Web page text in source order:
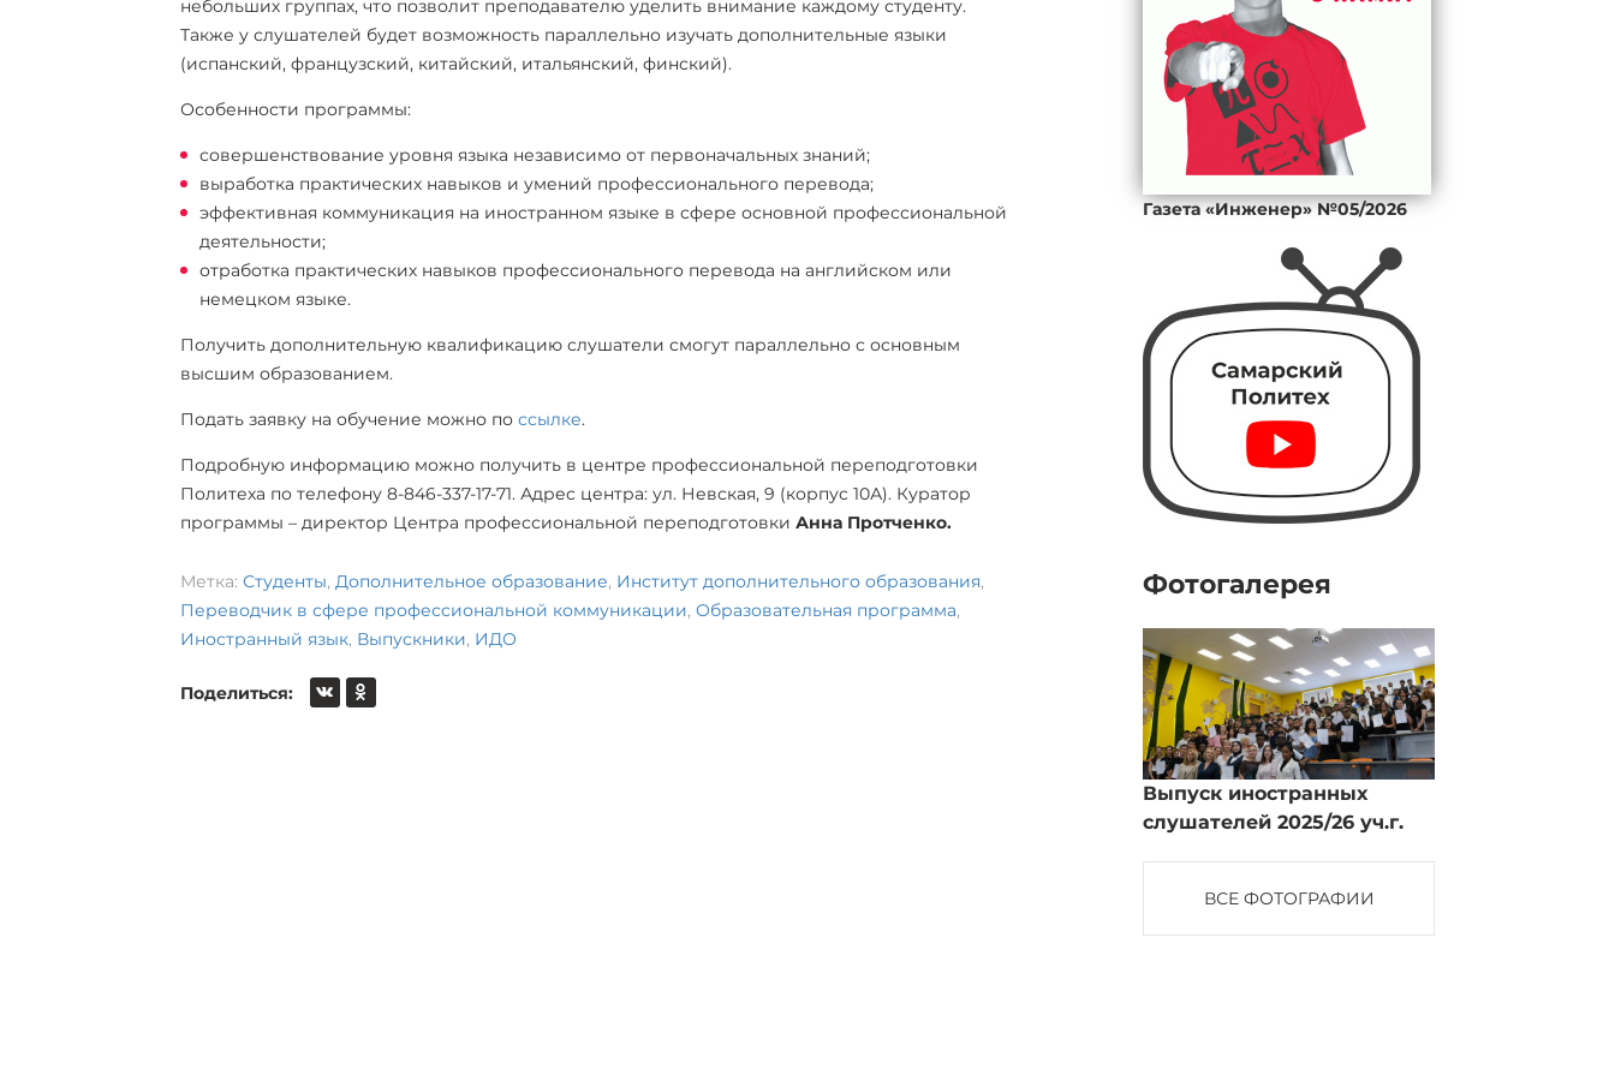
небольших группах, что позволит преподавателю уделить внимание каждому студенту.
Также у слушателей будет возможность параллельно изучать дополнительные языки
(испанский, французский, китайский, итальянский, финский).
Особенности программы:
совершенствование уровня языка независимо от первоначальных знаний;
выработка практических навыков и умений профессионального перевода;
эффективная коммуникация на иностранном языке в сфере основной профессиональной
деятельности;
отработка практических навыков профессионального перевода на английском или
немецком языке.
Получить дополнительную квалификацию слушатели смогут параллельно с основным
высшим образованием.
Подать заявку на обучение можно по ссылке.
Подробную информацию можно получить в центре профессиональной переподготовки
Политеха по телефону 8-846-337-17-71. Адрес центра: ул. Невская, 9 (корпус 10А). Куратор
программы – директор Центра профессиональной переподготовки Анна Протченко.
Метка: Студенты, Дополнительное образование, Институт дополнительного образования,
Переводчик в сфере профессиональной коммуникации, Образовательная программа,
Иностранный язык, Выпускники, ИДО
Поделиться:
Газета «Инженер» №05/2026
Фотогалерея
Выпуск иностранных
слушателей 2025/26 уч.г.
ВСЕ ФОТОГРАФИИ